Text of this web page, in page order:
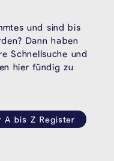
und sind bis
Dann haben
Schnellsuche und
hier fündig zu
A bis Z Register